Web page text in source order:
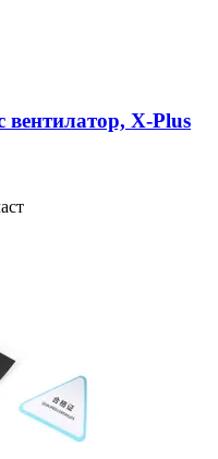
вентилатор, X-​Plus